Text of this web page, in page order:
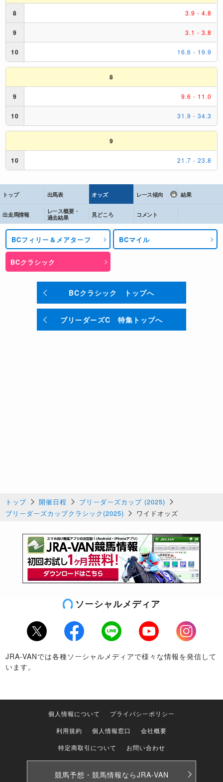
トップ 出馬表 オッズ レース傾向 結果
出走馬情報
レース概要・
過去結果
見どころ コメント
BCフィリー＆メアターフ BCマイル
BCクラシック
BCクラシック トップへ
ブリーダーズC 特集トップへ
トップ 開催日程
ブリーダーズカップ (2025)
ブリーダーズカップクラシック(2025)
ワイドオッズ
ソーシャルメディア
Twitter Facebook LINE Youtube
Instagram
JRA-VANでは各種ソーシャルメディアで様々な情報を発信して
います。
個人情報について
プライバシーポリシー
利用規約
個人情報窓口
会社概要
特定商取引について
お問い合わせ
競馬予想・競馬情報ならJRA-VAN